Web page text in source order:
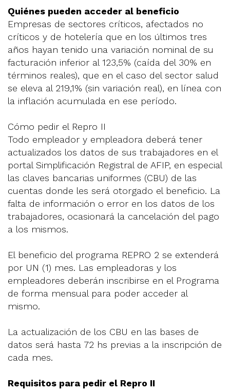
Quiénes pueden acceder al beneficio
Empresas de sectores críticos, afectados no
críticos y de hotelería que en los últimos tres
años hayan tenido una variación nominal de su
facturación inferior al 123,5% (caída del 30% en
términos reales), que en el caso del sector salud
se eleva al 219,1% (sin variación real), en línea con
la inflación acumulada en ese período.
Cómo pedir el Repro II
Todo empleador y empleadora deberá tener
actualizados los datos de sus trabajadores en el
portal Simplificación Registral de AFIP, en especial
las claves bancarias uniformes (CBU) de las
cuentas donde les será otorgado el beneficio. La
falta de información o error en los datos de los
trabajadores, ocasionará la cancelación del pago
a los mismos.
El beneficio del programa REPRO 2 se extenderá
por UN (1) mes. Las empleadoras y los
empleadores deberán inscribirse en el Programa
de forma mensual para poder acceder al
mismo.
La actualización de los CBU en las bases de
datos será hasta 72 hs previas a la inscripción de
cada mes.
Requisitos para pedir el Repro II